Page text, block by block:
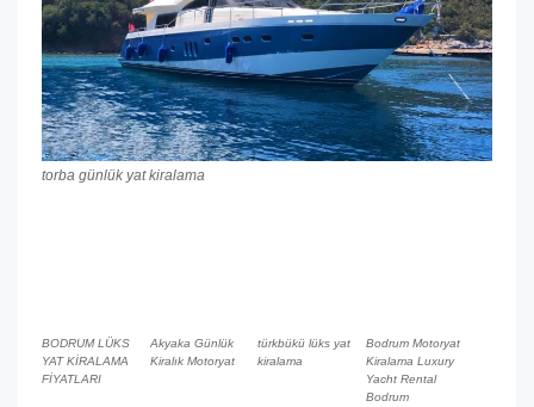
torba günlük yat kiralama
BODRUM LÜKS
YAT KİRALAMA
FİYATLARI
Akyaka Günlük
Kiralık Motoryat
türkbükü lüks yat
kiralama
Bodrum Motoryat
Kiralama Luxury
Yacht Rental
Bodrum